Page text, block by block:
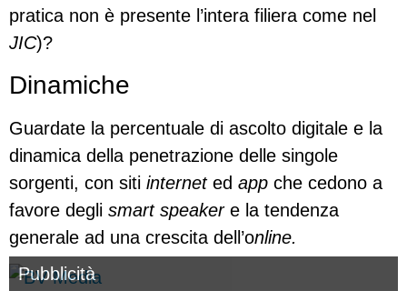
pratica non è presente l’intera filiera come nel
JIC)?
Dinamiche
Guardate la percentuale di ascolto digitale e la
dinamica della penetrazione delle singole
sorgenti, con siti interneted app che cedono a
favore degli smart speakere la tendenza
generale ad una crescita dell’online.
Pubblicità